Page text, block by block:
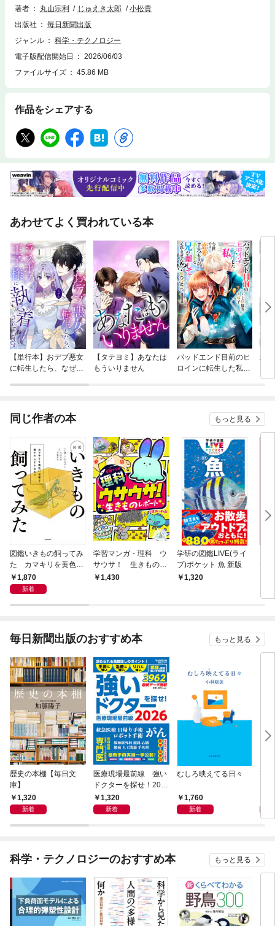
学生新聞」人気連載、待望の書籍化！甲虫は、昆虫のなかでもいちばん種
らいが記録されています。甲虫をよく観察すると、一見よく似た種でも細
かな違いがあり、その違いが名前や分類につながっています。身近な場所
（本文より）
著者 丸山宗利 じゅえき太郎
小松貴
出版社
毎日新聞出版
ジャンル
科学・テクノロジー
電子版配信開始日
2026/06/03
ファイルサイズ
45.86 MB
作品をシェアする
あわせてよく買われている本
【単行本】おデブ悪女
に転生したら、なぜか
【タテヨミ】あなたは
もういりません
バッドエンド目前のヒ
ロインに転生した私、
結
同じ作者の本 もっと見る
図鑑いきもの飼ってみ
た カマキリを黄色い
世界で育てたらどうな
る？
1,870
新着
学習マンガ・理科 ウ
サウサ！ 生きものレ
ポート
1,430
学研の図鑑LIVE(ライ
ブ)ポケット 魚 新版
1,320
研
毎日新聞出版のおすすめ本 もっと見る
歴史の本棚【毎日文
庫】
1,320
新着
医療現場最前線 強い
ドクターを探せ！202
6 1,320
新着
むしろ映えてる日々
1,760
新着
書
科学・テクノロジーのおすすめ本 もっと見る